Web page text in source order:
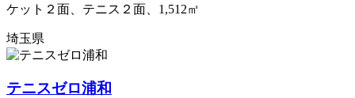
ケット２面、テニス２面、1,512㎡
埼玉県
テニスゼロ浦和